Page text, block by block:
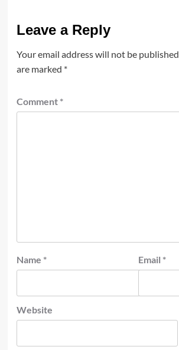
Leave a Reply
Your email address will not be published.
are marked *
Comment *
Name * Email *
Website